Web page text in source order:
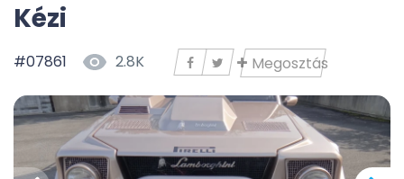
Kézi
#07861 2.8K Megosztás